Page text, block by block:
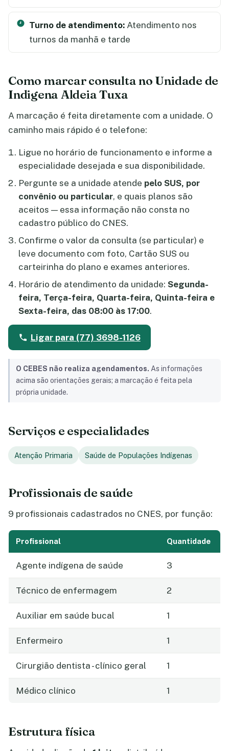
Turno de atendimento: Atendimento nos
turnos da manhã e tarde
Como marcar consulta no Unidade de
Indigena Aldeia Tuxa
A marcação é feita diretamente com a unidade. O
caminho mais rápido é o telefone:
Ligue no horário de funcionamento e informe a
especialidade desejada e sua disponibilidade.
Pergunte se a unidade atende pelo SUS, por
convênio ou particular, e quais planos são
aceitos — essa informação não consta no
cadastro público do CNES.
Confirme o valor da consulta (se particular) e
leve documento com foto, Cartão SUS ou
carteirinha do plano e exames anteriores.
Horário de atendimento da unidade: Segunda-
feira, Terça-feira, Quarta-feira, Quinta-feira e
Sexta-feira, das 08:00 às 17:00.
Ligar para (77) 3698-1126
O CEBES não realiza agendamentos. As informações
acima são orientações gerais; a marcação é feita pela
própria unidade.
Serviços e especialidades
Atenção Primaria Saúde de Populações Indígenas
Profissionais de saúde
9 profissionais cadastrados no CNES, por função:
Profissional Quantidade
Agente indígena de saúde 3
Técnico de enfermagem 2
Auxiliar em saúde bucal 1
Enfermeiro 1
Cirurgião dentista - clínico geral 1
Médico clínico 1
Estrutura física